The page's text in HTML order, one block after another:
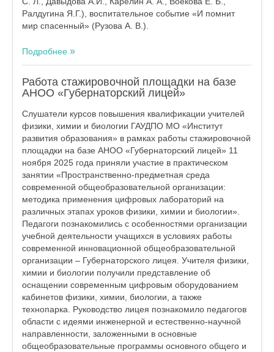
Ралдугина Я.Г.), воспитательное событие «И помнит
мир спасенный» (Рузова А. В.).
Подробнее
Работа стажировочной площадки на базе
АНОО «Губернаторский лицей»
Слушатели курсов повышения квалификации учителей
физики, химии и биологии ГАУДПО МО «Институт
развития образования» в рамках работы стажировочной
площадки на базе АНОО «Губернаторский лицей» 11
ноября 2025 года приняли участие в практическом
занятии «Пространственно-предметная среда
современной общеобразовательной организации:
методика применения цифровых лабораторий на
различных этапах уроков физики, химии и биологии».
Педагоги познакомились с особенностями организации
учебной деятельности учащихся в условиях работы
современной инновационной общеобразовательной
организации – Губернаторского лицея. Учителя физики,
химии и биологии получили представление об
оснащении современным цифровым оборудованием
кабинетов физики, химии, биологии, а также
технопарка. Руководство лицея познакомило педагогов
области с идеями инженерной и естественно-научной
направленности, заложенными в основные
общеобразовательные программы основного общего и